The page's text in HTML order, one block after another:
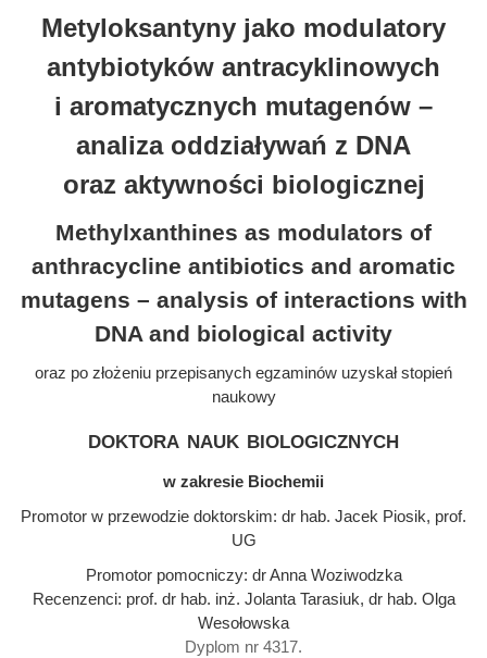
Metyloksantyny jako modulatory
antybiotyków antracyklinowych
i aromatycznych mutagenów –
analiza oddziaływań z DNA
oraz aktywności biologicznej
Methylxanthines as modulators of
anthracycline antibiotics and aromatic
mutagens – analysis of interactions with
DNA and biological activity
oraz po złożeniu przepisanych egzaminów uzyskał stopień
naukowy
doktora nauk biologicznych
w zakresie Biochemii
Promotor w przewodzie doktorskim: dr hab. Jacek Piosik, prof.
UG
Promotor pomocniczy: dr Anna Woziwodzka
Recenzenci: prof. dr hab. inż. Jolanta Tarasiuk, dr hab. Olga
Wesołowska
Dyplom nr 4317.